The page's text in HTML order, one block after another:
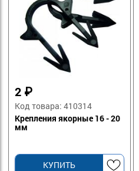
2 ₽
Код товара: 410314
Крепления якорные 16 - 20
мм
КУПИТЬ